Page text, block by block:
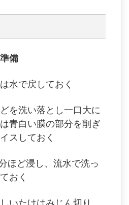
備
水で戻しておく
を洗い落とし一口大に
青白い膜の部分を削ぎ
スしておく
ほど浸し、流水で洗っ
おく